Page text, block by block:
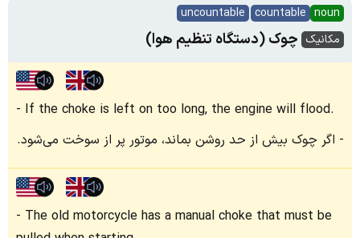
noun
countable
uncountable
مکانیک چوک (دستگاه تنظیم هوا)
If the choke is left on too long, the engine will flood.
اگر چوک بیش از حد روشن بماند، موتور پر از سوخت می‌شود.
The old motorcycle has a manual choke that must be